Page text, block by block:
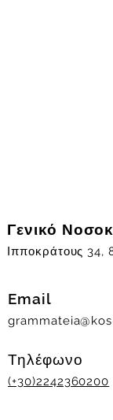
Γενικό
Ιπποκράτους 34,
Email
Τηλέφωνο
(+30)2242360200